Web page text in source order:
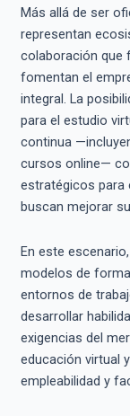
Más allá de ser
representan
colaboración que
fomentan el
integral. La
para el estudio
continua
cursos online—
estratégicos para
buscan mejorar
En este
modelos de
entornos de
desarrollar
exigencias del
educación virtual
empleabilidad y